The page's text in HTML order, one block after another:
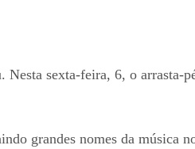
sexta-feira, 6, o arrasta-
grandes nomes da música